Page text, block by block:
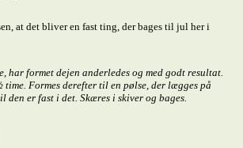
at det bliver en fast ting, der bages til jul her i
har formet dejen anderledes og med godt resultat.
Formes derefter til en pølse, der lægges på
den er fast i det. Skæres i skiver og bages.